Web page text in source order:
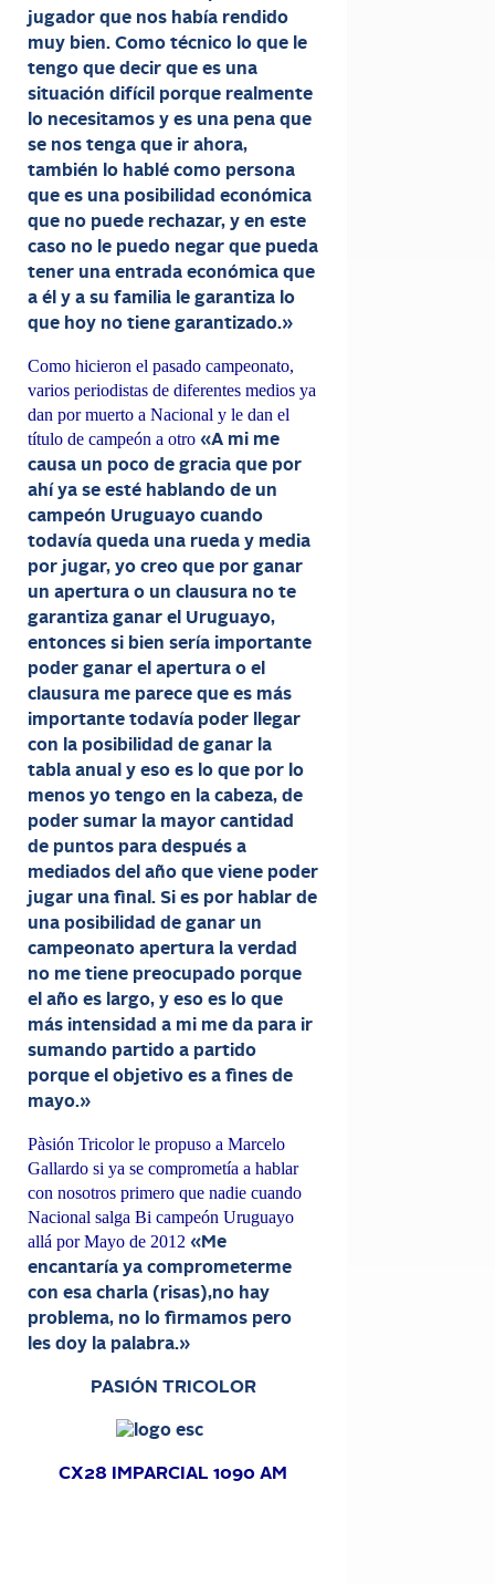
jugador que nos había rendido
muy bien. Como técnico lo que le
tengo que decir que es una
situación difícil porque realmente
lo necesitamos y es una pena que
se nos tenga que ir ahora,
también lo hablé como persona
que es una posibilidad económica
que no puede rechazar, y en este
caso no le puedo negar que pueda
tener una entrada económica que
a él y a su familia le garantiza lo
que hoy no tiene garantizado.»
Como hicieron el pasado campeonato,
varios periodistas de diferentes medios ya
dan por muerto a Nacional y le dan el
título de campeón a otro «A mi me
causa un poco de gracia que por
ahí ya se esté hablando de un
campeón Uruguayo cuando
todavía queda una rueda y media
por jugar, yo creo que por ganar
un apertura o un clausura no te
garantiza ganar el Uruguayo,
entonces si bien sería importante
poder ganar el apertura o el
clausura me parece que es más
importante todavía poder llegar
con la posibilidad de ganar la
tabla anual y eso es lo que por lo
menos yo tengo en la cabeza, de
poder sumar la mayor cantidad
de puntos para después a
mediados del año que viene poder
jugar una final. Si es por hablar de
una posibilidad de ganar un
campeonato apertura la verdad
no me tiene preocupado porque
el año es largo, y eso es lo que
más intensidad a mi me da para ir
sumando partido a partido
porque el objetivo es a fines de
mayo.»
Pàsión Tricolor le propuso a Marcelo
Gallardo si ya se comprometía a hablar
con nosotros primero que nadie cuando
Nacional salga Bi campeón Uruguayo
allá por Mayo de 2012 «Me
encantaría ya comprometerme
con esa charla (risas),no hay
problema, no lo firmamos pero
les doy la palabra.»
PASIÓN TRICOLOR
CX28 IMPARCIAL 1090 AM